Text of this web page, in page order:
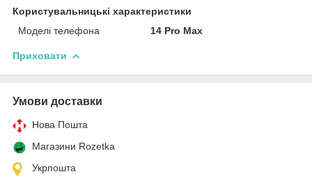
Користувальницькі характеристики
Моделі телефона
14 Pro Max
Приховати
Умови доставки
Нова Пошта
Магазини Rozetka
Укрпошта